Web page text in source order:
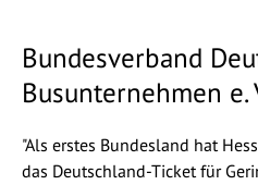
Bundesverband
Busunternehmen e.
"Als erstes Bundesland hat
das Deutschland-Ticket für